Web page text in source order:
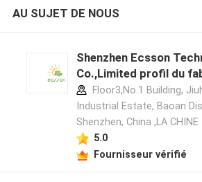
AU SUJET DE NOUS
Shenzhen Ecsson
Co.,Limited profil du
Floor3,No.1 Building,
Industrial Estate, Baoan
Shenzhen, China ,LA CHINE
5.0
Fournisseur vérifié